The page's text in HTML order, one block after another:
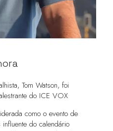
Tom Watson, foi
do ICE VOX
como o evento de
do calendário